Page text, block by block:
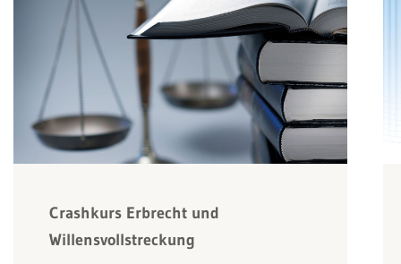
Crashkurs Erbrecht und
Willensvollstreckung